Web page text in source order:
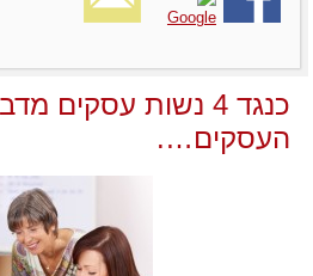
כנגד 4 נשות עסקים
העסקים….